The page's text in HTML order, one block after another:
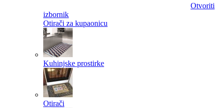
Otvoriti
izbornik
Otirači za kupaonicu
Kuhinjske prostirke
Otirači